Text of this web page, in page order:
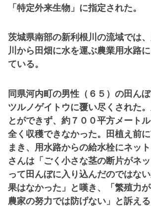
「特定外来生物」に指定された。
茨城県南部の新利根川の流域では、
川から田畑に水を運ぶ農業用水路
ている。
同県河内町の男性（６５）の田ん
ツルノゲイトウに覆い尽くされた
とができず、約７００平方メート
全く収穫できなかった。田植え前
まき、用水路からの給水栓にネッ
さんは「ごく小さな茎の断片がネ
って田んぼに入り込んだのではな
果はなかった」と嘆き、「繁殖力が
農家の努力では防げない」と訴える